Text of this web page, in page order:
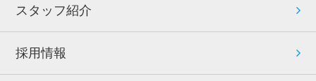
スタッフ紹介
採用情報